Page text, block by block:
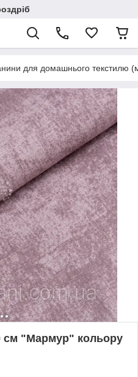
для домашнього текстилю
"Мармур" кольору